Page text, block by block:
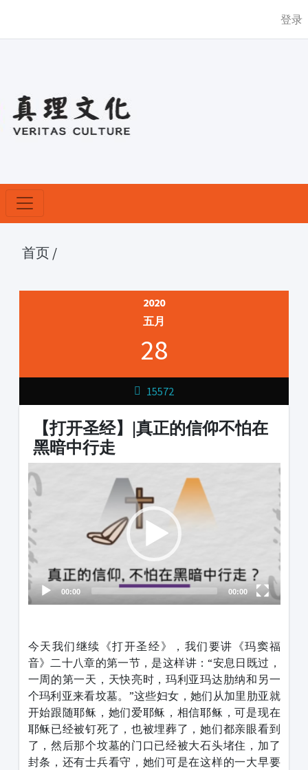
登录
首页 /
2020
五月
28
15572
【打开圣经】|真正的信仰不怕在
黑暗中行走
Video
Player
00:00 00:00
今天我们继续《打开圣经》，我们要讲《玛窦福
音》二十八章的第一节，是这样讲：“安息日既过，
一周的第一天，天快亮时，玛利亚玛达肋纳和另一
个玛利亚来看坟墓。”这些妇女，她们从加里肋亚就
开始跟随耶稣，她们爱耶稣，相信耶稣，可是现在
耶稣已经被钉死了，也被埋葬了，她们都亲眼看到
了，然后那个坟墓的门口已经被大石头堵住，加了
封条，还有士兵看守，她们可是在这样的一大早要